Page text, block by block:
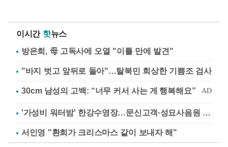
이시간 핫뉴스
방은희, 母 고독사에 오열 "이틀 만에 발견"
"바지 벗고 앞뒤로 돌아"…탈북민 회상한 기쁨조 검사
'가성비 워터밤' 한강수영장…문신고객·성묘사음원 민원
서인영 "환희가 크리스마스 같이 보내자 해"